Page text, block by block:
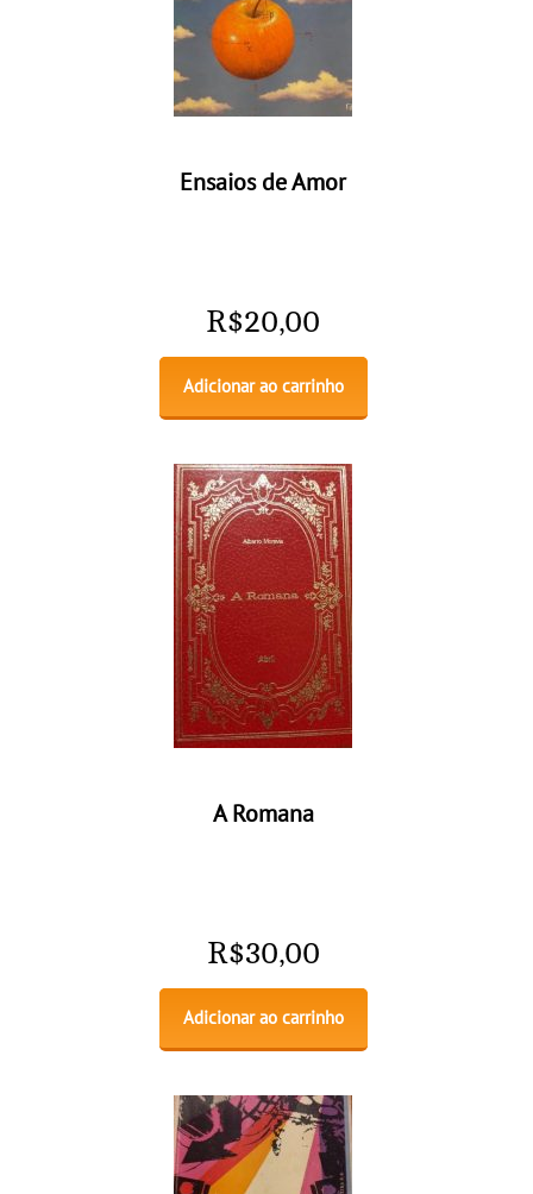
Ensaios de Amor
R$20,00
Adicionar ao carrinho
A Romana
R$30,00
Adicionar ao carrinho